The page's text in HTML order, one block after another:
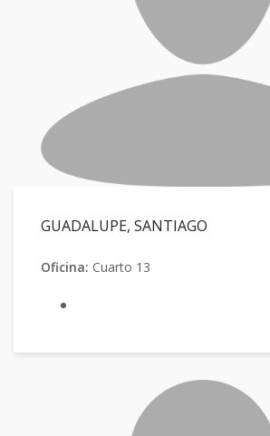
GUADALUPE, SANTIAGO
Oficina: Cuarto 13